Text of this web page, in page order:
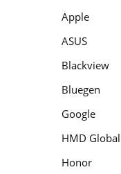
Apple
ASUS
Blackview
Bluegen
Google
HMD Global
Honor